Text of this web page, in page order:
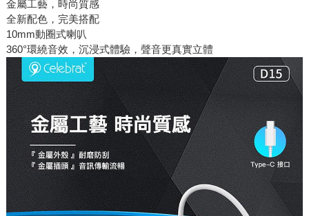
金屬工藝，時尚質感
全新配色，完美搭配
10mm動圈式喇叭
360°環繞音效，沉浸式體驗，聲音更真實立體